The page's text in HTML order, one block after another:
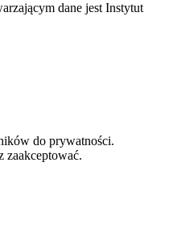
dane jest Instytut
do prywatności.
zaakceptować.